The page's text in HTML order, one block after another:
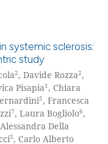
systemic sclerosis:
study
2, Davide Rozza2,
Pisapia1 , Chiara
5, Francesca
7, Laura Bogliolo6,
Della
5, Carlo Alberto